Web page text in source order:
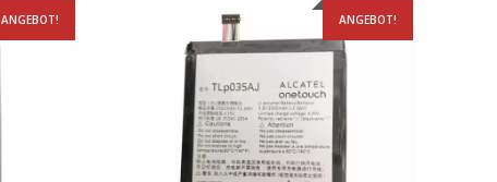
ANGEBOT! ANGEBOT!